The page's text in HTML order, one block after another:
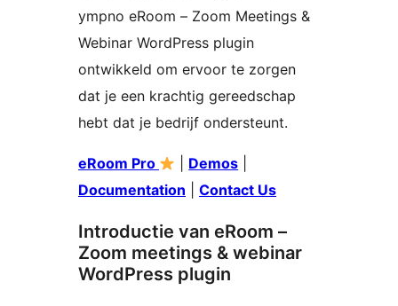
ympno eRoom – Zoom Meetings &
Webinar WordPress plugin
ontwikkeld om ervoor te zorgen
dat je een krachtig gereedschap
hebt dat je bedrijf ondersteunt.
eRoom Pro Demos
Documentation
Contact Us
Introductie van eRoom –
Zoom meetings & webinar
WordPress plugin